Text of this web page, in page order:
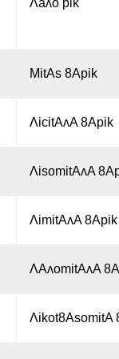
Λaʌo pik
MitAs 8Apik
ΛicitAʌA 8Apik
ΛisomitAʌA
ΛimitAʌA 8Apik
ΛAʌomitAʌA
Λikot8AsomitA